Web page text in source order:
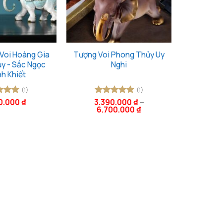
Hoàng Gia
- Sắc Ngọc
Khiết
(1)
₫
Tượng Voi Phong Thủy Uy
Nghi
Được xếp
hạng5 5
(1)
3.390.000₫–
6.700.000₫